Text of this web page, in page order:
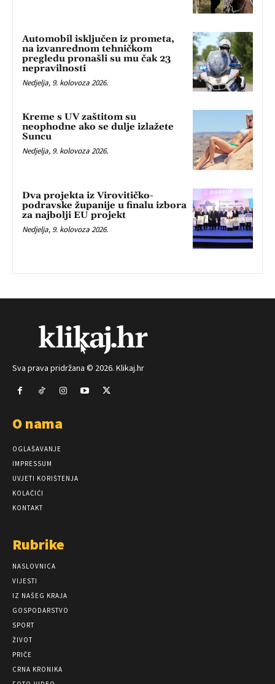
Automobil isključen iz prometa,
na izvanrednom tehničkom
pregledu pronašli su mu čak 23
nepravilnosti
Nedjelja, 9. kolovoza 2026.
Kreme s UV zaštitom su
neophodne ako se dulje izlažete
Suncu
Nedjelja, 9. kolovoza 2026.
Dva projekta iz Virovitičko-
podravske županije u finalu izbora
za najbolji EU projekt
Nedjelja, 9. kolovoza 2026.
Sva prava pridržana © 2026. Klikaj.hr
O nama
OGLAŠAVANJE
IMPRESSUM
UVJETI KORIŠTENJA
KOLAČIĆI
KONTAKT
Rubrike
NASLOVNICA
VIJESTI
IZ NAŠEG KRAJA
GOSPODARSTVO
SPORT
ŽIVOT
PRIČE
CRNA KRONIKA